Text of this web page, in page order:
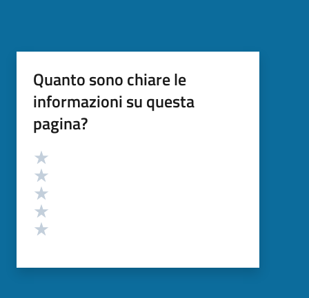
Quanto sono chiare le
informazioni su questa
pagina?
Valutazione